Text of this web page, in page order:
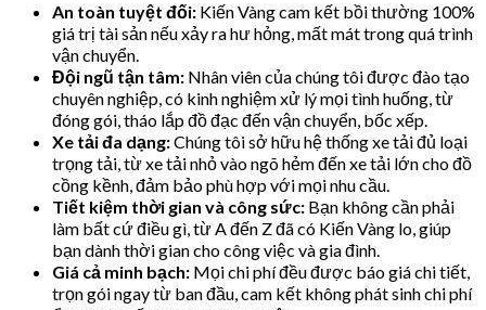
An toàn tuyệt đối: Kiến Vàng cam kết bồi thường 100%
giá trị tài sản nếu xảy ra hư hỏng, mất mát trong quá trình
vận chuyển.
Đội ngũ tận tâm: Nhân viên của chúng tôi được đào tạo
chuyên nghiệp, có kinh nghiệm xử lý mọi tình huống, từ
đóng gói, tháo lắp đồ đạc đến vận chuyển, bốc xếp.
Xe tải đa dạng:Chúng tôi sở hữu hệ thống xe tải đủ loại
trọng tải, từ xe tải nhỏ vào ngõ hẻm đến xe tải lớn cho đồ
cồng kềnh, đảm bảo phù hợp với mọi nhu cầu.
Tiết kiệm thời gian và công sức: Bạn không cần phải
làm bất cứ điều gì, từ A đến Z đã có Kiến Vàng lo, giúp
bạn dành thời gian cho công việc và gia đình.
Giá cả minh bạch: Mọi chi phí đều được báo giá chi tiết,
trọn gói ngay từ ban đầu, cam kết không phát sinh chi phí